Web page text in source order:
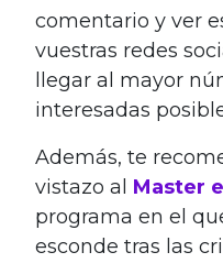
comentario y ver
vuestras redes
llegar al mayor
interesadas
Además, te
vistazo al Master
programa en el
esconde tras las